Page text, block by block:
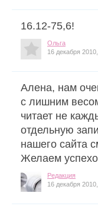
16.12-75,6!
Ольга
16 декабря
Алена, нам
с лишним
читает не
отдельную
нашего сайта
Желаем
Редакция
16 декабря